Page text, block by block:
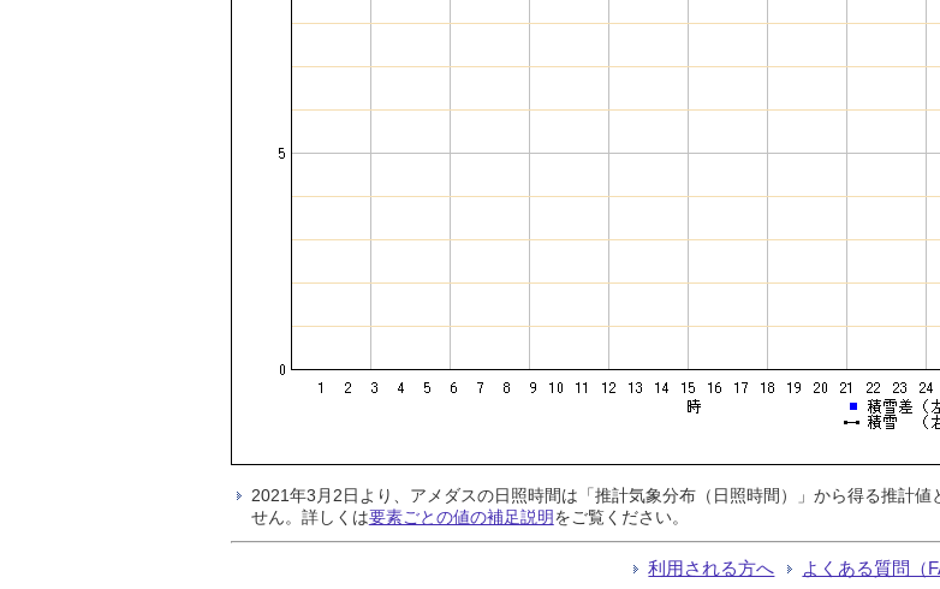
2021年3月2日より、アメダスの日照時間は「推計気象分布（日照時間）」から得る推計
せん。詳しくは要素ごとの値の補足説明をご覧ください。
利用される方へ よくある質問（